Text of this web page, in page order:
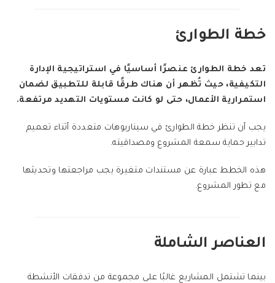
خطة الطوارئ
تعد خطة الطوارئ عنصرًا أساسيًا في استراتيجية الإدارة
التكيفية، حيث تُظهر أن هناك طرقًا قابلة للتطبيق لضمان
استمرارية الأعمال، حتى لو كانت مستويات التهديد مرتفعة.
يجب أن تنظر خطة الطوارئ في سيناريوهات متعددة أثناء تعميم
تدابير حماية سمعة المشروع ومصداقيته.
هذه الخطط عبارة عن مستندات متغيرة يجب مراجعتها وتحديثها
مع تطور المشروع.
العناصر الشاملة
بينما تشتمل المشاريع غالبًا على مجموعة من تدفقات الأنشطة